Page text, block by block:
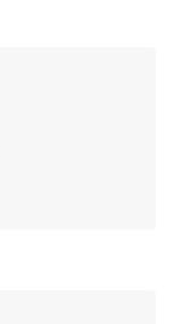
ttyS6)，即RX2、